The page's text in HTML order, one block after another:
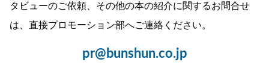
タビューのご依頼、その他の本の紹介に関するお問合せ
は、直接プロモーション部へご連絡ください。
pr@bunshun.co.jp